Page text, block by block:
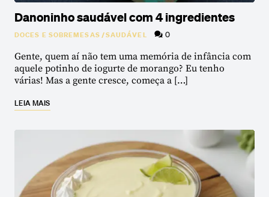
Danoninho saudável com 4 ingredientes
DOCES E SOBREMESAS/SAUDÁVEL 0
Gente, quem aí não tem uma memória de infância com
aquele potinho de iogurte de morango? Eu tenho
várias! Mas a gente cresce, começa a […]
LEIA MAIS